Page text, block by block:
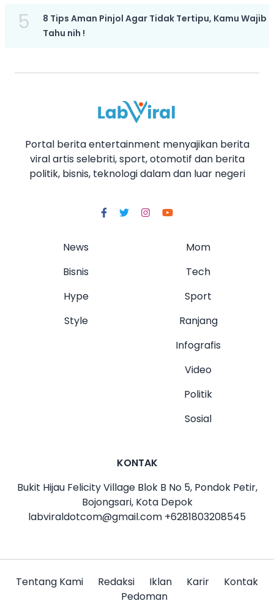
5
8 Tips Aman Pinjol Agar Tidak Tertipu, Kamu Wajib
Tahu nih !
Portal berita entertainment menyajikan berita
viral artis selebriti, sport, otomotif dan berita
politik, bisnis, teknologi dalam dan luar negeri
News
Bisnis
Hype
Style
Mom
Tech
Sport
Ranjang
Infografis
Video
Politik
Sosial
KONTAK
Bukit Hijau Felicity Village Blok B No 5, Pondok Petir,
Bojongsari, Kota Depok
labviraldotcom@gmail.com +6281803208545
Tentang Kami Redaksi Iklan Karir
Kontak
Pedoman